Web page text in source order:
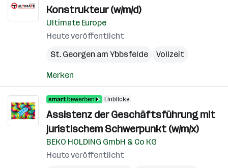
Konstrukteur (w/m/d)
Ultimate Europe
Heute veröffentlicht
St. Georgen am Ybbsfelde
Vollzeit
Merken
Einblicke
Assistenz der Geschäftsführung mit
juristischem Schwerpunkt (w/m/x)
BEKO HOLDING GmbH & Co KG
Heute veröffentlicht